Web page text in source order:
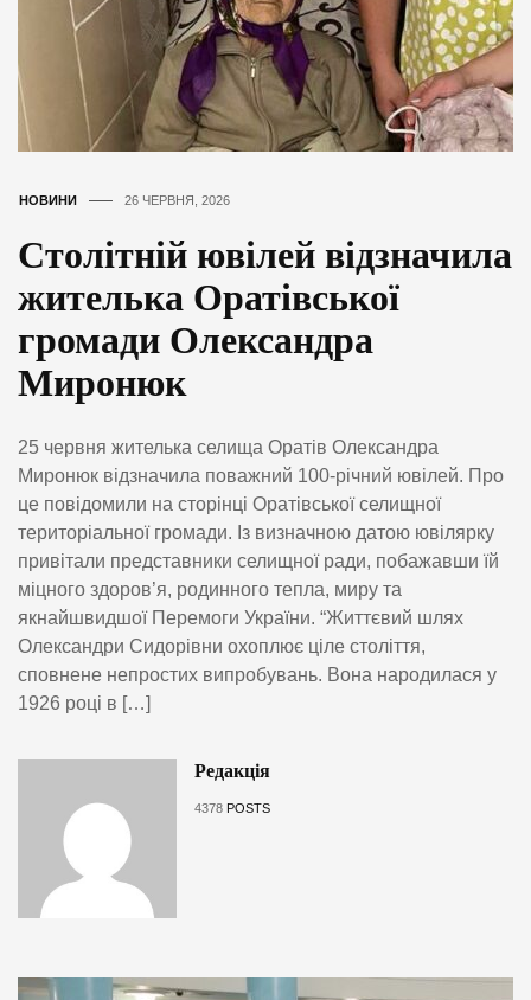
НОВИНИ 26 ЧЕРВНЯ, 2026
Столітній ювілей відзначила
жителька Оратівської
громади Олександра
Миронюк
25 червня жителька селища Оратів Олександра
Миронюк відзначила поважний 100-річний ювілей. Про
це повідомили на сторінці Оратівської селищної
територіальної громади. Із визначною датою ювілярку
привітали представники селищної ради, побажавши їй
міцного здоров’я, родинного тепла, миру та
якнайшвидшої Перемоги України. “Життєвий шлях
Олександри Сидорівни охоплює ціле століття,
сповнене непростих випробувань. Вона народилася у
1926 році в […]
Редакція
4378 POSTS